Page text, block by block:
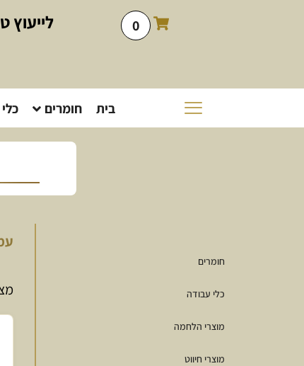
0 לייעוץ
בית חומרים
חומרים
כלי עבודה
מוצרי הלחמה
מוצרי חיווט